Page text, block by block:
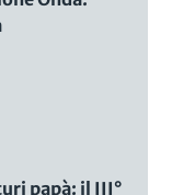
papà: il III°